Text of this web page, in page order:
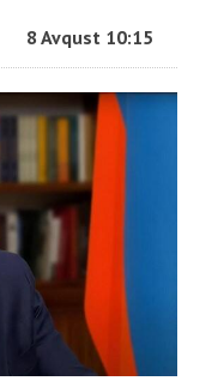
8 Avqust 10:15